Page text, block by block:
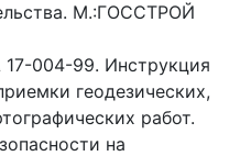
М.:ГОССТРОЙ
004-99. Инструкция
геодезических,
работ.
на